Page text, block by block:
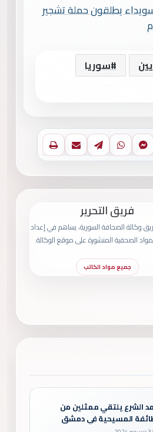
يطلقون حملة تشجير
سوريا
ماسنجرواتسابتيلقرام مشاركة عبر البريد طباعة
فريق التحرير
وكالة الصحافة السورية، يساهم في إعداد
الصحفية المنشورة على موقع الوكالة.
جميع مواد الكاتب
الشرع يلتقي ممثلين من
المسيحية في دمشق